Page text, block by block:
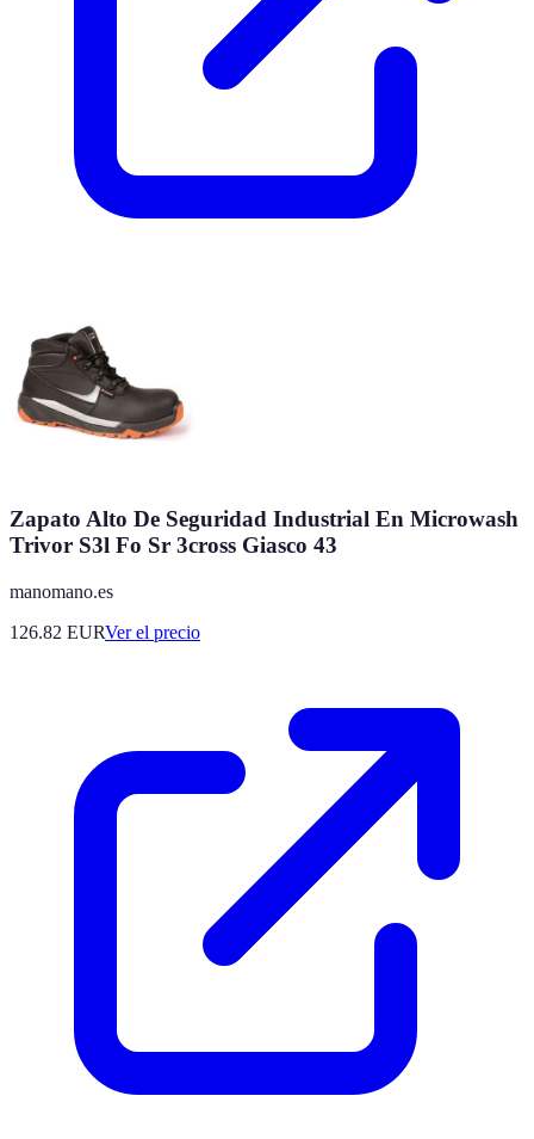
Zapato Alto De Seguridad Industrial En Microwash
Trivor S3l Fo Sr 3cross Giasco 43
manomano.es
126.82 EURVer el precio